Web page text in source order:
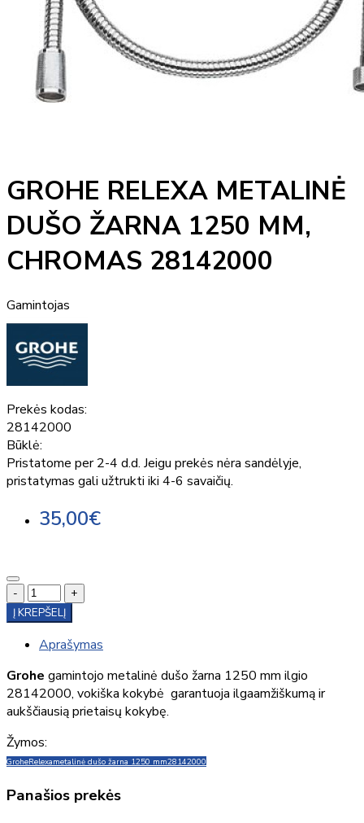
GROHE RELEXA METALINĖ
DUŠO ŽARNA 1250 MM,
CHROMAS 28142000
Gamintojas
Prekės kodas:
28142000
Būklė:
Pristatome per 2-4 d.d. Jeigu prekės nėra sandėlyje,
pristatymas gali užtrukti iki 4-6 savaičių.
35,00€
-
+
Į KREPŠELĮ
Aprašymas
Grohe gamintojo metalinė dušo žarna 1250 mm ilgio
28142000, vokiška kokybė garantuoja ilgaamžiškumą ir
aukščiausią prietaisų kokybę.
Žymos:
GroheRelexametalinė dušo žarna 1250 mm28142000
Panašios prekės